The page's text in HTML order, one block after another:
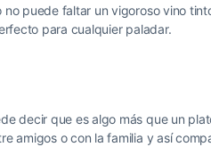
no puede faltar un vigoroso vino
para cualquier paladar.
decir que es algo más que un
amigos o con la familia y así